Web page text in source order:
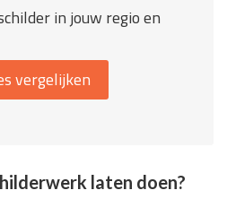
in jouw regio en
vergelijken
laten doen?